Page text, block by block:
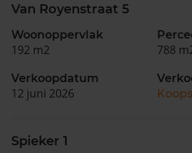
Van Royenstraat 5
Woonoppervlak
192 m2 788
Verkoopdatum
12 juni 2026
Spieker 1